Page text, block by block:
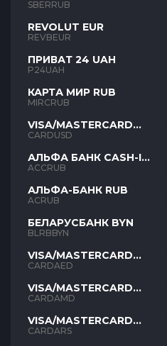
SBERRUB
REVOLUT EUR
REVBEUR
ПРИВАТ 24 UAH
P24UAH
КАРТА МИР RUB
MIRCRUB
VISA/MASTERCARD
USD
CARDUSD
АЛЬФА БАНК CASH-IN
RUB
ACCRUB
АЛЬФА-БАНК RUB
ACRUB
БЕЛАРУСБАНК BYN
BLRBBYN
VISA/MASTERCARD
AED
CARDAED
VISA/MASTERCARD
AMD
CARDAMD
VISA/MASTERCARD
ARS
CARDARS